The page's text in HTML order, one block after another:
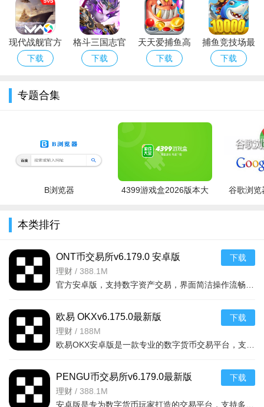
纯正即时战略体验：还原硬核 RTS 操作逻辑，每一步走位、
可突袭、可防守，战术完全由玩家自主决定。
快节奏不拖沓：单局战斗紧凑，操作流畅，既能手动秀操
作，也可开启自动战斗，适配不同游玩习惯。
现代战舰官方
正版手游下载
下载
格斗三国志官
方正版手游下
下载
天天爱捕鱼高
倍版下载
下载
捕鱼竞技场最
新版下载
下载
专题合集
B浏览器
4399游戏盒2026版本大
谷歌浏览
本类排行
ONT币交易所v6.179.0 安卓版
理财 / 388.1M
下载
欧易 OKXv6.175.0最新版
理财 / 188M
下载
PENGU币交易所v6.179.0最新版
理财 / 388.1M
下载